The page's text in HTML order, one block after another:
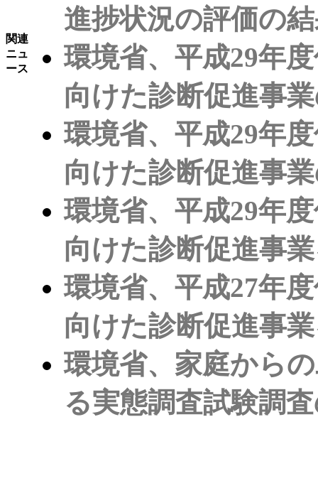
関連
ニュ
ース
進捗状況の評価の
環境省、平成29年
向けた診断促進事
環境省、平成29年
向けた診断促進事
環境省、平成29年
向けた診断促進事
環境省、平成27年
向けた診断促進事
環境省、家庭から
る実態調査試験調